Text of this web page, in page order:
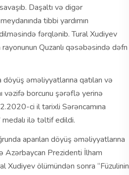
Daşaltı və digər
tibbi yardımın
fərqlənib. Tural Xudiyev
Quzanlı qəsəbəsində dəfn
əməliyyatlarına qatılan və
vəzifə borcunu şərəflə yerinə
ci il tarixli Sərəncamına
ilə təltif edildi.
aparılan döyüş əməliyyatlarına
Azərbaycan Prezidenti İlham
Xudiyev ölümündən sonra “Füzulinin